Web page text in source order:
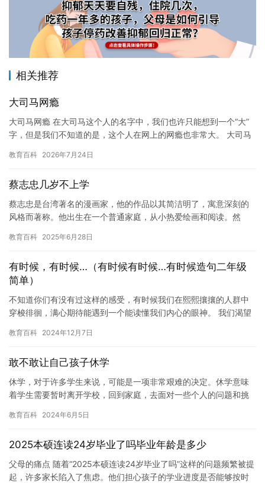
相关推荐
大司马网瘾
大司马网瘾 在大司马这个人的名字中，我们也许只能想到一个“大”
字，但是我们不知道的是，这个人在网上的网瘾也非常大。 大司马
教育百科 2026年7月24日
蔡志忠几岁不上学
蔡志忠是台湾著名的漫画家，他的作品以其简洁明了，寓意深刻的
风格而著称。他出生在一个普通家庭，从小热爱绘画和阅读。然
断学业。…
教育百科 2025年6月28日
有时候，有时候…（有时候有时候…有时候造句二年级
简单）
不知道你们有没有过这样的感受，有时候我们在熙熙攘攘的人群中
穿梭徘徊，满心期待能遇到一个能读懂我们内心的眼神。 我们渴望
于是…
教育百科 2024年12月7日
敢不敢让自己孩子休学
休学，对于许多学生来说，可能是一项非常艰难的决定。休学意味
着学生需要暂时离开学校，回到家庭，去面对一些个人的问题和挑
本文中…
教育百科 2024年6月5日
2025本硕连读24岁毕业了吗毕业年龄是多少
父母的痛点 随着“2025本硕连读24岁毕业了吗”这样的问题频繁被提
起，许多家长陷入了焦虑。他们担心孩子的学业进度是否能够按时